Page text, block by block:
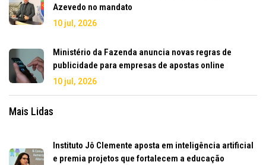
Azevedo no mandato
10 jul, 2026
Ministério da Fazenda anuncia novas regras de
publicidade para empresas de apostas online
10 jul, 2026
Mais Lidas
Instituto Jô Clemente aposta em inteligência artificial
e premia projetos que fortalecem a educação